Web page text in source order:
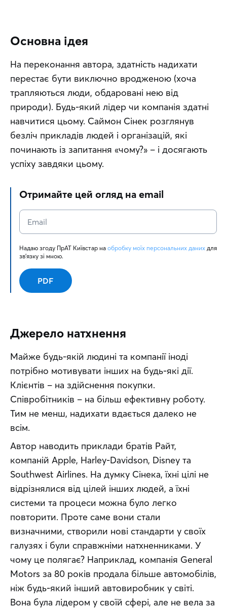
Основна ідея
На переконання автора, здатність надихати
перестає бути виключно вродженою (хоча
трапляються люди, обдаровані нею від
природи). Будь-який лідер чи компанія здатні
навчитися цьому. Саймон Сінек розглянув
безліч прикладів людей і організацій, які
починають із запитання «чому?» – і досягають
успіху завдяки цьому.
Отримайте цей огляд на email
PDF
Надаю згоду ПрАТ Київстар на обробку моїх персональних даних для
зв'язку зі мною.
Джерело натхнення
Майже будь-якій людині та компанії іноді
потрібно мотивувати інших на будь-які дії.
Клієнтів – на здійснення покупки.
Співробітників – на більш ефективну роботу.
Тим не менш, надихати вдається далеко не
всім.
Автор наводить приклади братів Райт,
компаній Apple, Harley-Davidson, Disney та
Southwest Airlines. На думку Сінека, їхні цілі не
відрізнялися від цілей інших людей, а їхні
системи та процеси можна було легко
повторити. Проте саме вони стали
визначними, створили нові стандарти у своїх
галузях і були справжніми натхненниками. У
чому це полягає? Наприклад, компанія General
Motors за 80 років продала більше автомобілів,
ніж будь-який інший автовиробник у світі.
Вона була лідером у своїй сфері, але не вела за